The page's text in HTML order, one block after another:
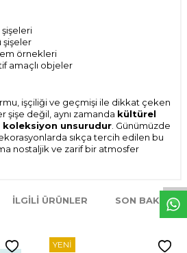
şişeler
örnekleri
amaçlı objeler
işçiliği ve geçmişi ile dikkat çeken
şişe değil, aynı zamanda kültürel
unsurudur. Günümüzde
sıkça tercih edilen bu
nostaljik ve zarif bir atmosfer
İLGILI ÜRÜNLER SON
YENI